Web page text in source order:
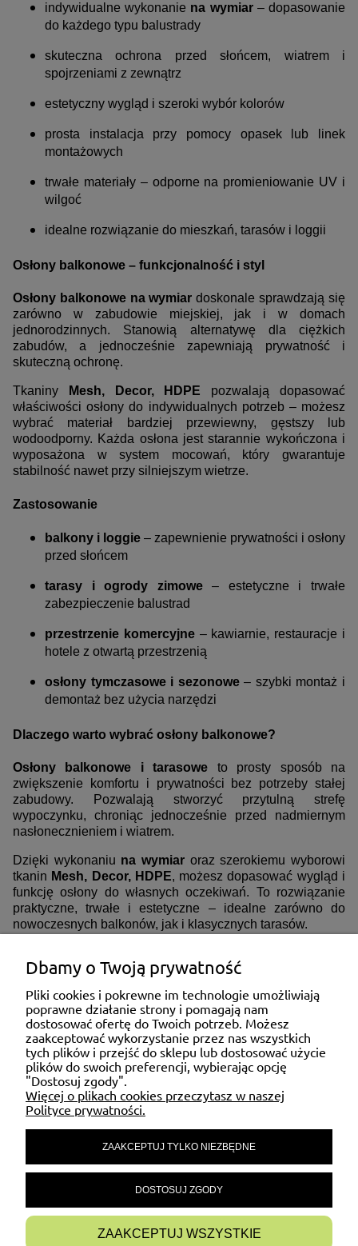
indywidualne wykonanie na wymiar– dopasowanie
do każdego typu balustrady
skuteczna ochrona przed słońcem, wiatrem i
spojrzeniami z zewnątrz
estetyczny wygląd i szeroki wybór kolorów
prosta instalacja przy pomocy opasek lub linek
montażowych
trwałe materiały – odporne na promieniowanie UV i
wilgoć
idealne rozwiązanie do mieszkań, tarasów i loggii
Osłony balkonowe – funkcjonalność i styl
Osłony balkonowe na wymiar doskonale sprawdzają się
zarówno w zabudowie miejskiej, jak i w domach
jednorodzinnych. Stanowią alternatywę dla ciężkich
zabudów, a jednocześnie zapewniają prywatność i
skuteczną ochronę.
Tkaniny Mesh, Decor, HDPE pozwalają dopasować
właściwości osłony do indywidualnych potrzeb – możesz
wybrać materiał bardziej przewiewny, gęstszy lub
wodoodporny. Każda osłona jest starannie wykończona i
wyposażona w system mocowań, który gwarantuje
stabilność nawet przy silniejszym wietrze.
Zastosowanie
balkony i loggie – zapewnienie prywatności i osłony
przed słońcem
tarasy i ogrody zimowe– estetyczne i trwałe
zabezpieczenie balustrad
przestrzenie komercyjne– kawiarnie, restauracje i
hotele z otwartą przestrzenią
osłony tymczasowe i sezonowe– szybki montaż i
demontaż bez użycia narzędzi
Dlaczego warto wybrać osłony balkonowe?
Osłony balkonowe i tarasowe to prosty sposób na
zwiększenie komfortu i prywatności bez potrzeby stałej
zabudowy. Pozwalają stworzyć przytulną strefę
wypoczynku, chroniąc jednocześnie przed nadmiernym
nasłonecznieniem i wiatrem.
Dzięki wykonaniu na wymiar oraz szerokiemu wyborowi
tkanin Mesh, Decor, HDPE, możesz dopasować wygląd i
funkcję osłony do własnych oczekiwań. To rozwiązanie
praktyczne, trwałe i estetyczne – idealne zarówno do
nowoczesnych balkonów, jak i klasycznych tarasów.
ZAKUPY
MOJE KONTO
POMOC
MATERIAŁY INFORMACYJNE
INFORMACJE
Dbamy o Twoją prywatność
Pliki cookies i pokrewne im technologie umożliwiają
poprawne działanie strony i pomagają nam
dostosować ofertę do Twoich potrzeb. Możesz
zaakceptować wykorzystanie przez nas wszystkich
tych plików i przejść do sklepu lub dostosować użycie
plików do swoich preferencji, wybierając opcję
"Dostosuj zgody".
Więcej o plikach cookies przeczytasz w naszej
Polityce prywatności.
ZAAKCEPTUJ TYLKO NIEZBĘDNE
DOSTOSUJ ZGODY
ZAAKCEPTUJ WSZYSTKIE